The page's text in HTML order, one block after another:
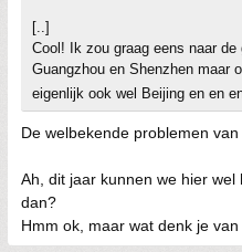
[..]
Cool! Ik zou graag eens naar
Guangzhou en Shenzhen maar
eigenlijk ook wel Beijing en en
De welbekende problemen
Ah, dit jaar kunnen we hier
dan?
Hmm ok, maar wat denk je